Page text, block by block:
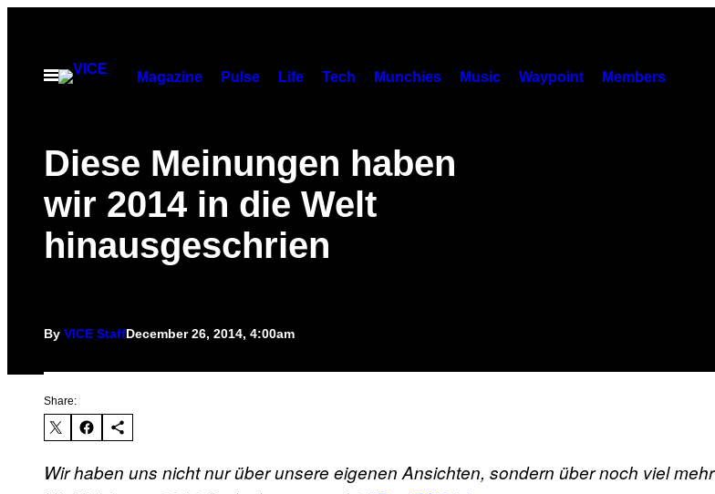
contentOpen
Magazine Pulse Life Tech Munchies Music Waypoint Members
Diese Meinungen haben
wir 2014 in die Welt
hinausgeschrien
By VICE StaffDecember 26, 2014, 4:00am
Share:
Wir haben uns nicht nur über unsere eigenen Ansichten, sondern über noch viel mehr